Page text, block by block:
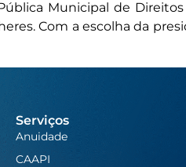
Municipal de
Com a escolha da
Serviços
Anuidade
CAAPI